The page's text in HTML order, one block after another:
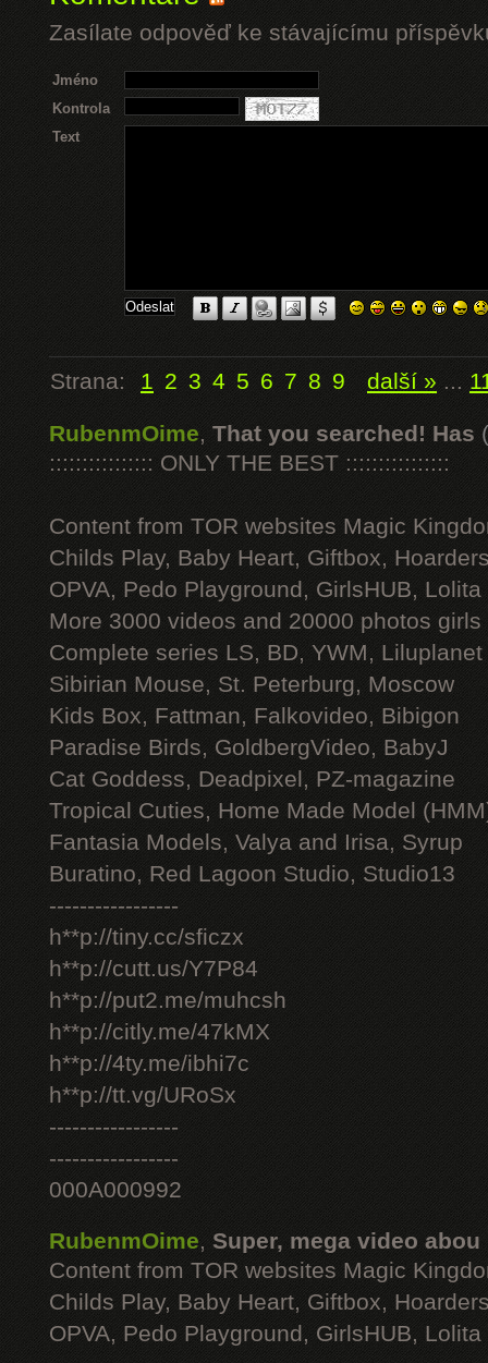
Zasílate odpověď ke stávajícímu
Jméno
Kontrola
Text
Strana: 1 2 3 4 5 6 7 8 9 další » ...
RubenmOime, That you searched! Has
:::::::::::::::: ONLY THE BEST ::::::::::::::::
Content from TOR websites Magic
Childs Play, Baby Heart, Giftbox,
OPVA, Pedo Playground, GirlsHUB, Lolita
More 3000 videos and 20000 photos
Complete series LS, BD, YWM, Liluplanet
Sibirian Mouse, St. Peterburg, Moscow
Kids Box, Fattman, Falkovideo, Bibigon
Paradise Birds, GoldbergVideo, BabyJ
Cat Goddess, Deadpixel, PZ-magazine
Tropical Cuties, Home Made Model
Fantasia Models, Valya and Irisa, Syrup
Buratino, Red Lagoon Studio, Studio13
-----------------
h**p://tiny.cc/sficzx
h**p://cutt.us/Y7P84
h**p://put2.me/muhcsh
h**p://citly.me/47kMX
h**p://4ty.me/ibhi7c
h**p://tt.vg/URoSx
-----------------
-----------------
000A000992
RubenmOime, Super, mega video abou
Content from TOR websites Magic
Childs Play, Baby Heart, Giftbox,
OPVA, Pedo Playground, GirlsHUB, Lolita